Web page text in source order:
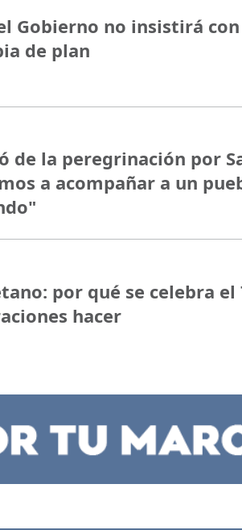
Gobierno no insistirá
de plan
de la peregrinación por
a acompañar a un
por qué se celebra el
hacer